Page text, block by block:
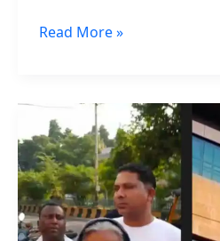
Read More »
ਜਲੰਧਰ
ਦੇ
ਪਨੇਸ਼ੀਆ
ਹਸਪਤਾਲ
ਵਿੱਚ
ਹੰਗਾਮਾ!